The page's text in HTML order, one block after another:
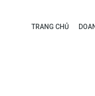
TRANG CHỦ